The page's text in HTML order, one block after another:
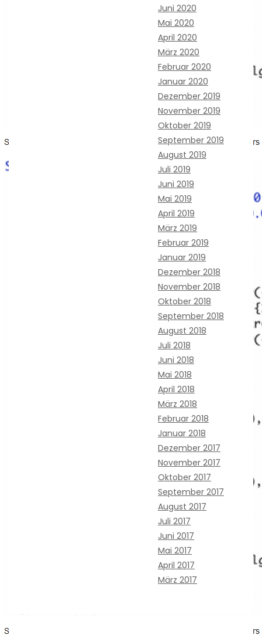
Juni 2020
Mai 2020
April 2020
März 2020
Februar 2020
Januar 2020
Dezember 2019
November 2019
Oktober 2019
September 2019
August 2019
Juli 2019
Juni 2019
Mai 2019
April 2019
März 2019
Februar 2019
Januar 2019
Dezember 2018
November 2018
Oktober 2018
September 2018
August 2018
Juli 2018
Juni 2018
Mai 2018
April 2018
März 2018
Februar 2018
Januar 2018
Dezember 2017
November 2017
Oktober 2017
September 2017
August 2017
Juli 2017
Juni 2017
Mai 2017
April 2017
März 2017